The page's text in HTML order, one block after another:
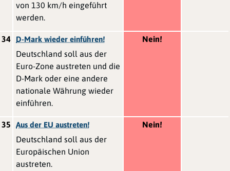
von 130 km/h eingeführt
werden.
34 D-Mark wieder einführen!
Deutschland soll aus der
Euro-Zone austreten und die
D-Mark oder eine andere
nationale Währung wieder
einführen.
Nein!
35 Aus der EU austreten!
Deutschland soll aus der
Europäischen Union
austreten.
Nein!